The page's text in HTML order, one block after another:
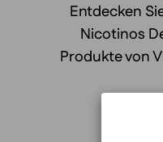
Entdecken
Nicotinos
Produkte von